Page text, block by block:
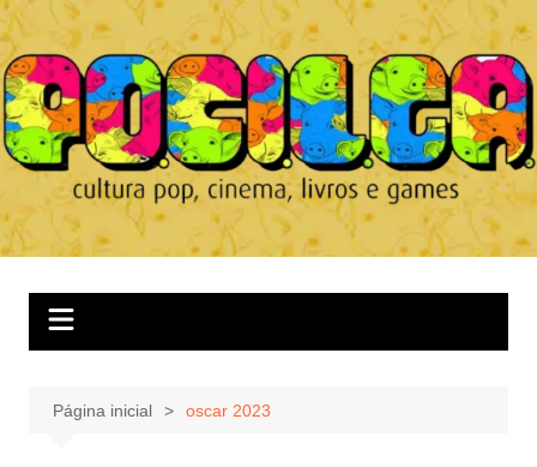
Ir
para
o
conteúdo
Página inicial oscar 2023